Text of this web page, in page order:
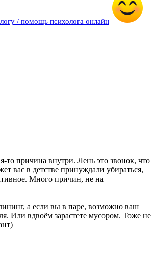
/ помощь психолога онлайн
то причина внутри. Лень это звонок, что
вас в детстве принуждали убираться,
Много причин, не на
а если вы в паре, возможно ваш
Или вдвоём зарастете мусором. Тоже не